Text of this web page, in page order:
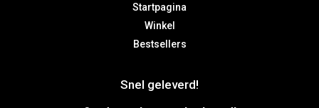
Startpagina
Winkel
Bestsellers
Snel geleverd!